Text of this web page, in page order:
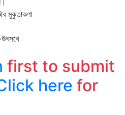
first to submit
here for